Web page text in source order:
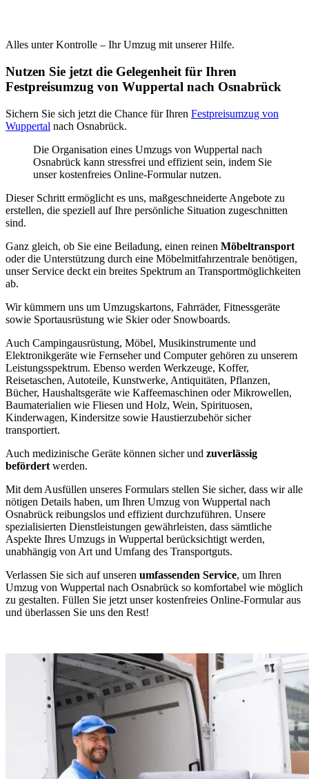
Alles unter Kontrolle – Ihr Umzug mit unserer Hilfe.
Nutzen Sie jetzt die Gelegenheit für Ihren
Festpreisumzug von Wuppertal nach Osnabrück
Sichern Sie sich jetzt die Chance für Ihren Festpreisumzug von
Wuppertal nach Osnabrück.
Die Organisation eines Umzugs von Wuppertal nach
Osnabrück kann stressfrei und effizient sein, indem Sie
unser kostenfreies Online-Formular nutzen.
Dieser Schritt ermöglicht es uns, maßgeschneiderte Angebote zu
erstellen, die speziell auf Ihre persönliche Situation zugeschnitten
sind.
Ganz gleich, ob Sie eine Beiladung, einen reinen Möbeltransport
oder die Unterstützung durch eine Möbelmitfahrzentrale benötigen,
unser Service deckt ein breites Spektrum an Transportmöglichkeiten
ab.
Wir kümmern uns um Umzugskartons, Fahrräder, Fitnessgeräte
sowie Sportausrüstung wie Skier oder Snowboards.
Auch Campingausrüstung, Möbel, Musikinstrumente und
Elektronikgeräte wie Fernseher und Computer gehören zu unserem
Leistungsspektrum. Ebenso werden Werkzeuge, Koffer,
Reisetaschen, Autoteile, Kunstwerke, Antiquitäten, Pflanzen,
Bücher, Haushaltsgeräte wie Kaffeemaschinen oder Mikrowellen,
Baumaterialien wie Fliesen und Holz, Wein, Spirituosen,
Kinderwagen, Kindersitze sowie Haustierzubehör sicher
transportiert.
Auch medizinische Geräte können sicher und zuverlässig
befördert werden.
Mit dem Ausfüllen unseres Formulars stellen Sie sicher, dass wir alle
nötigen Details haben, um Ihren Umzug von Wuppertal nach
Osnabrück reibungslos und effizient durchzuführen. Unsere
spezialisierten Dienstleistungen gewährleisten, dass sämtliche
Aspekte Ihres Umzugs in Wuppertal berücksichtigt werden,
unabhängig von Art und Umfang des Transportguts.
Verlassen Sie sich auf unseren umfassenden Service, um Ihren
Umzug von Wuppertal nach Osnabrück so komfortabel wie möglich
zu gestalten. Füllen Sie jetzt unser kostenfreies Online-Formular aus
und überlassen Sie uns den Rest!